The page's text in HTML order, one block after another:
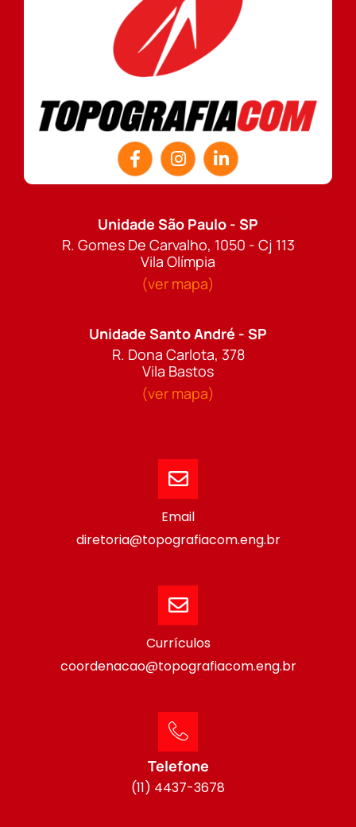
Unidade São Paulo - SP
R. Gomes De Carvalho, 1050 - Cj 113
Vila Olímpia
(ver mapa)
Unidade Santo André - SP
R. Dona Carlota, 378
Vila Bastos
(ver mapa)
Email
diretoria@topografiacom.eng.br
Currículos
coordenacao@topografiacom.eng.br
Telefone
(11) 4437-3678